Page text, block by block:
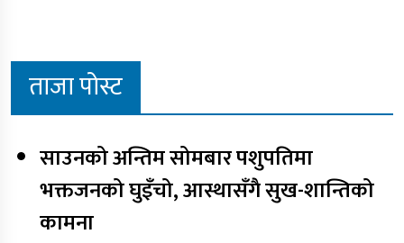
ताजा पोस्ट
साउनको अन्तिम सोमबार पशुपतिमा
भक्तजनको घुइँचो, आस्थासँगै सुख-शान्तिको
कामना